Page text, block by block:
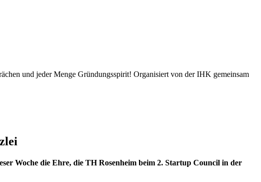
und jeder Menge Gründungsspirit! Organisiert von der IHK gemeinsam
Woche die Ehre, die TH Rosenheim beim 2. Startup Council in der